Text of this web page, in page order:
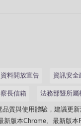
資料開放宣告 資訊安全
長信箱 法務部暨所屬
質與使用體驗，建議更
新版本Chrome、最新版本